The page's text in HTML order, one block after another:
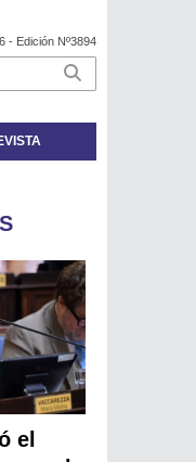
- Edición Nº3894
el